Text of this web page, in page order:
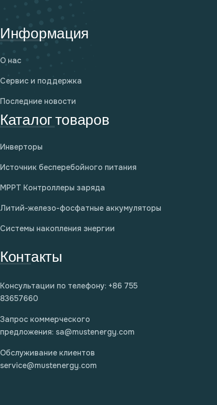
Информация
О нас
Сервис и поддержка
Последние новости
Каталог товаров
Инверторы
Источник бесперебойного питания
MPPT Контроллеры заряда
Литий-железо-фосфатные аккумуляторы
Системы накопления энергии
Контакты
Консультации по телефону: +86 755
83657660
Запрос коммерческого
предложения: sa@mustenergy.com
Обслуживание клиентов
service@mustenergy.com